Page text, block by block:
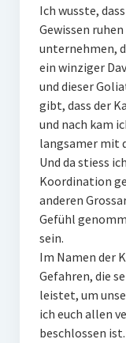
Ich wusste,
Gewissen
unternehmen,
ein winziger
und dieser
gibt, dass der
und nach kam
langsamer mit
Und da stiess
Koordination
anderen
Gefühl
sein.
Im Namen der
Gefahren, die
leistet, um
ich euch allen
beschlossen